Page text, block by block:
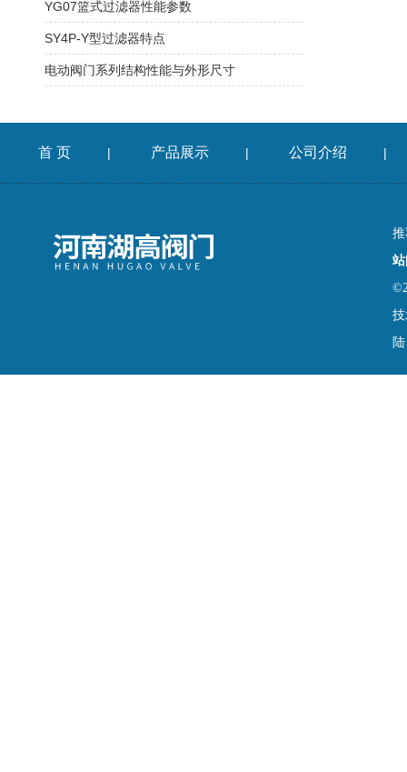
YG07篮式过滤器性能参数
SY4P-Y型过滤器特点
电动阀门系列结构性能与外形尺寸
首 页 | 产品展示 | 公司介绍 |
陆